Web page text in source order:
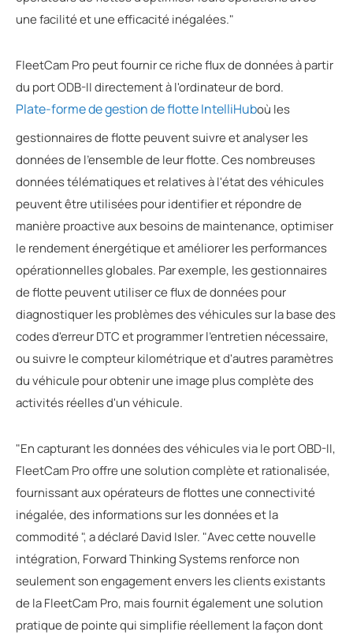
une facilité et une efficacité inégalées."
FleetCam Pro peut fournir ce riche flux de données à partir
du port ODB-II directement à l'ordinateur de bord.
Plate-forme de gestion de flotte IntelliHuboù les
gestionnaires de flotte peuvent suivre et analyser les
données de l'ensemble de leur flotte. Ces nombreuses
données télématiques et relatives à l'état des véhicules
peuvent être utilisées pour identifier et répondre de
manière proactive aux besoins de maintenance, optimiser
le rendement énergétique et améliorer les performances
opérationnelles globales. Par exemple, les gestionnaires
de flotte peuvent utiliser ce flux de données pour
diagnostiquer les problèmes des véhicules sur la base des
codes d'erreur DTC et programmer l'entretien nécessaire,
ou suivre le compteur kilométrique et d'autres paramètres
du véhicule pour obtenir une image plus complète des
activités réelles d'un véhicule.
"En capturant les données des véhicules via le port OBD-II,
FleetCam Pro offre une solution complète et rationalisée,
fournissant aux opérateurs de flottes une connectivité
inégalée, des informations sur les données et la
commodité ", a déclaré David Isler. "Avec cette nouvelle
intégration, Forward Thinking Systems renforce non
seulement son engagement envers les clients existants
de la FleetCam Pro, mais fournit également une solution
pratique de pointe qui simplifie réellement la façon dont